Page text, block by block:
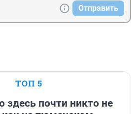
Отправить
ТОП 5
здесь почти никто не